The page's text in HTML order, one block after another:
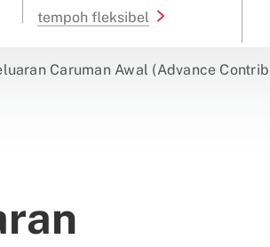
tempoh fleksibel
Caruman Awal (Advance